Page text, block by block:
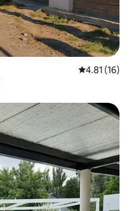
평점 4.81점
4.81 (16)